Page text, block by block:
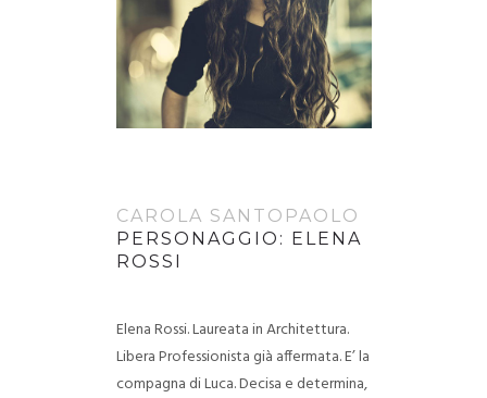
CAROLA SANTOPAOLO
PERSONAGGIO: ELENA
ROSSI
Elena Rossi. Laureata in Architettura.
Libera Professionista già affermata. E’ la
compagna di Luca. Decisa e determina,